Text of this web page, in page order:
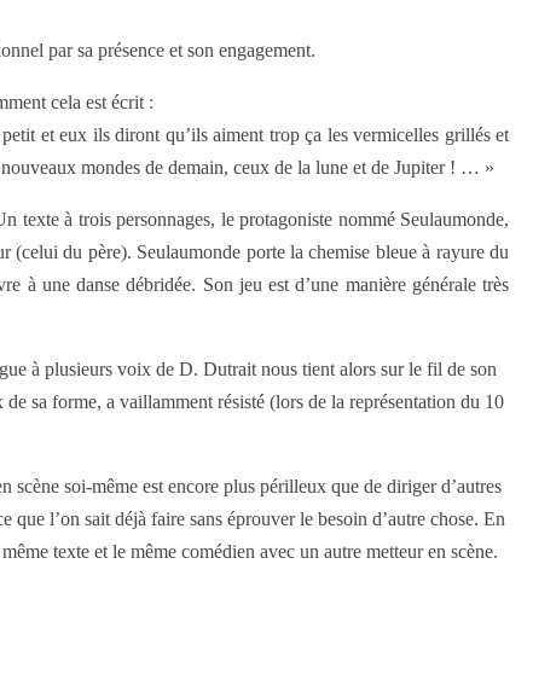
par sa présence et son engagement.
cela est écrit :
et eux ils diront qu’ils aiment trop ça les vermicelles grillés et
mondes de demain, ceux de la lune et de Jupiter ! … »
texte à trois personnages, le protagoniste nommé Seulaumonde,
(celui du père). Seulaumonde porte la chemise bleue à rayure du
une danse débridée. Son jeu est d’une manière générale très
à plusieurs voix de D. Dutrait nous tient alors sur le fil de son
sa forme, a vaillamment résisté (lors de la représentation du 10
soi-même est encore plus périlleux que de diriger d’autres
l’on sait déjà faire sans éprouver le besoin d’autre chose. En
texte et le même comédien avec un autre metteur en scène.